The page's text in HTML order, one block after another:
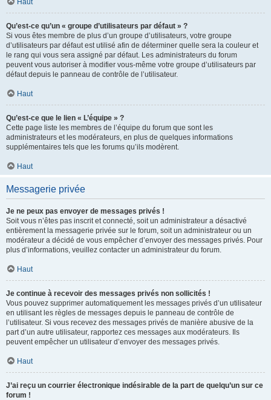
Haut
Qu’est-ce qu’un « groupe d’utilisateurs par défaut » ?
Si vous êtes membre de plus d’un groupe d’utilisateurs, votre groupe
d’utilisateurs par défaut est utilisé afin de déterminer quelle sera la couleur et
le rang qui vous sera assigné par défaut. Les administrateurs du forum
peuvent vous autoriser à modifier vous-même votre groupe d’utilisateurs par
défaut depuis le panneau de contrôle de l’utilisateur.
Haut
Qu’est-ce que le lien « L’équipe » ?
Cette page liste les membres de l’équipe du forum que sont les
administrateurs et les modérateurs, en plus de quelques informations
supplémentaires tels que les forums qu’ils modèrent.
Haut
Messagerie privée
Je ne peux pas envoyer de messages privés !
Soit vous n’êtes pas inscrit et connecté, soit un administrateur a désactivé
entièrement la messagerie privée sur le forum, soit un administrateur ou un
modérateur a décidé de vous empêcher d’envoyer des messages privés. Pour
plus d’informations, veuillez contacter un administrateur du forum.
Haut
Je continue à recevoir des messages privés non sollicités !
Vous pouvez supprimer automatiquement les messages privés d’un utilisateur
en utilisant les règles de messages depuis le panneau de contrôle de
l’utilisateur. Si vous recevez des messages privés de manière abusive de la
part d’un autre utilisateur, rapportez ces messages aux modérateurs. Ils
peuvent empêcher un utilisateur d’envoyer des messages privés.
Haut
J’ai reçu un courrier électronique indésirable de la part de quelqu’un sur ce
forum !